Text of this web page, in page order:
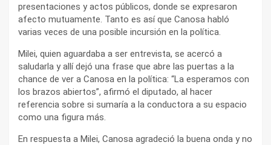
presentaciones y actos públicos, donde se expresaron
afecto mutuamente. Tanto es así que Canosa habló
varias veces de una posible incursión en la política.
Milei, quien aguardaba a ser entrevista, se acercó a
saludarla y allí dejó una frase que abre las puertas a la
chance de ver a Canosa en la política: “La esperamos con
los brazos abiertos”, afirmó el diputado, al hacer
referencia sobre si sumaría a la conductora a su espacio
como una figura más.
En respuesta a Milei, Canosa agradeció la buena onda y no